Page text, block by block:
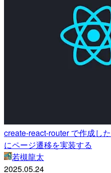
create-react-router で作成し
にページ遷移を実装する
若槻龍太
2025.05.24